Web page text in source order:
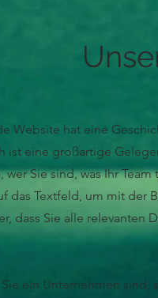
Website hat eine
ist eine großartige
wer Sie sind, was Ihr
das Textfeld, um mit der
dass Sie alle relevanten
ein Unternehmen sind,